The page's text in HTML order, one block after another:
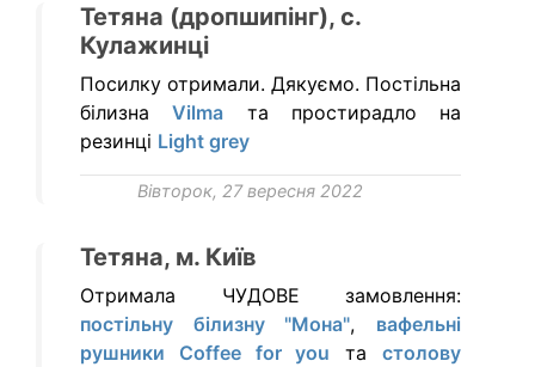
Тетяна (дропшипінг), c.
Кулажинці
Посилку отримали. Дякуємо. Постільна
білизнаVilma та простирадло на
резинці Light grey
Вівторок, 27 вересня 2022
Тетяна, м. Київ
Отримала ЧУДОВЕ замовлення:
постільну білизну "Мона", вафельні
рушники Coffee for you тастолову